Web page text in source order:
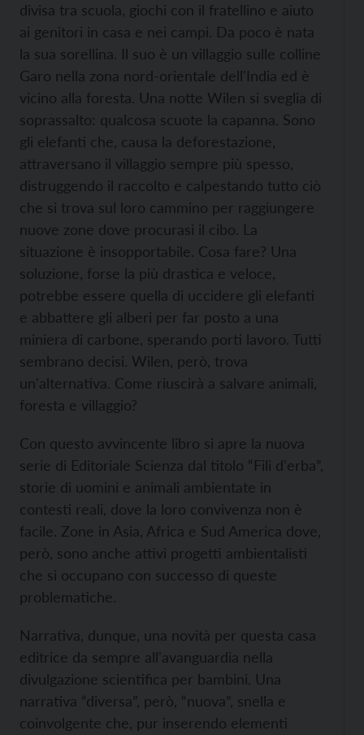
divisa tra scuola, giochi con il fratellino e aiuto
ai genitori in casa e nei campi. Da poco è nata
la sua sorellina. Il suo è un villaggio sulle colline
Garo nella zona nord-orientale dell'India ed è
vicino alla foresta. Una notte Wilen si sveglia di
soprassalto: qualcosa scuote la capanna. Sono
gli elefanti che, causa la deforestazione,
attraversano il villaggio sempre più spesso,
distruggendo il raccolto e calpestando tutto ciò
che si trova sul loro cammino per raggiungere
nuove zone dove procurasi il cibo. La
situazione è insopportabile. Cosa fare? Una
soluzione, forse la più drastica e veloce,
potrebbe essere quella di uccidere gli elefanti
e abbattere gli alberi per far posto a una
miniera di carbone, sperando porti lavoro. Tutti
sembrano decisi. Wilen, però, trova
un'alternativa. Come riuscirà a salvare animali,
foresta e villaggio?
Con questo avvincente libro si apre la nuova
serie di Editoriale Scienza dal titolo “Fili d'erba”,
storie di uomini e animali ambientate in
contesti reali, dove la loro convivenza non è
facile. Zone in Asia, Africa e Sud America dove,
però, sono anche attivi progetti ambientalisti
che si occupano con successo di queste
problematiche.
Narrativa, dunque, una novità per questa casa
editrice da sempre all'avanguardia nella
divulgazione scientifica per bambini. Una
narrativa “diversa”, però, “nuova”, snella e
coinvolgente che, pur inserendo elementi